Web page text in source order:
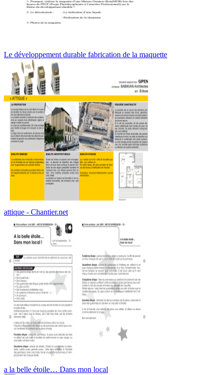
Le développement durable fabrication de la maquette
attique - Chantier.net
a la belle étoile… Dans mon local